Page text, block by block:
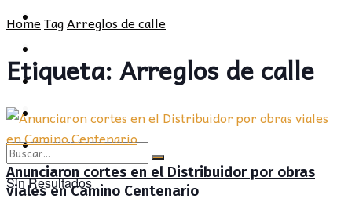
CULTURA
Sin Resultados
PROVINCIA
SOCIEDAD
CULTURA
OPINIÓN
HomeTagArreglos de calle
Etiqueta:Arreglos de calle
Anunciaron cortes en el Distribuidor por obras
viales en Camino Centenario